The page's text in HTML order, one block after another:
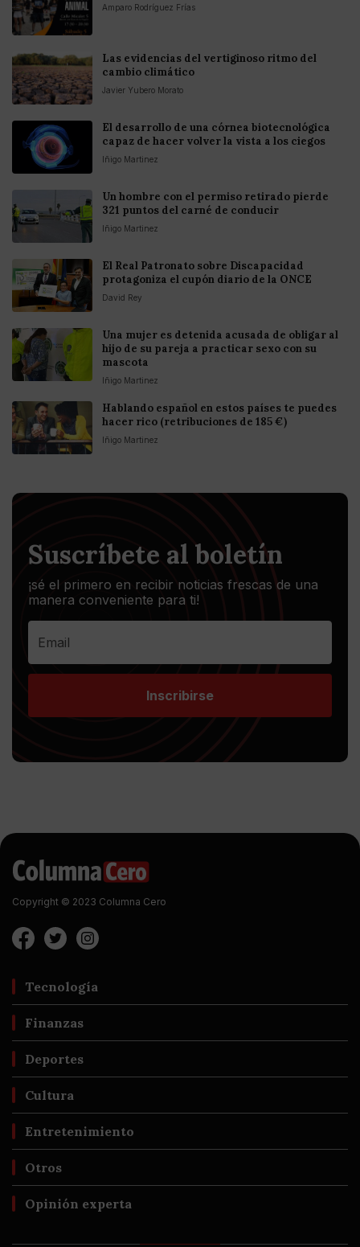
Amparo Rodríguez Frías
Las evidencias del vertiginoso ritmo del
cambio climático
Javier Yubero Morato
El desarrollo de una córnea biotecnológica
capaz de hacer volver la vista a los ciegos
Iñigo Martinez
Un hombre con el permiso retirado pierde
321 puntos del carné de conducir
Iñigo Martinez
El Real Patronato sobre Discapacidad
protagoniza el cupón diario de la ONCE
David Rey
Una mujer es detenida acusada de obligar al
hijo de su pareja a practicar sexo con su
mascota
Iñigo Martinez
Hablando español en estos países te puedes
hacer rico (retribuciones de 185 €)
Iñigo Martinez
Suscríbete al boletín
¡sé el primero en recibir noticias frescas de una
manera conveniente para ti!
Inscribirse
Copyright © 2023 Columna Cero
Tecnología
Finanzas
Deportes
Cultura
Entretenimiento
Otros
Opinión experta